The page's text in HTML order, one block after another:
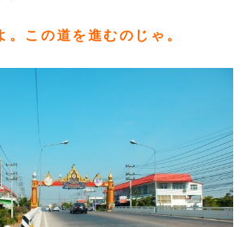
。この道を進むのじゃ。